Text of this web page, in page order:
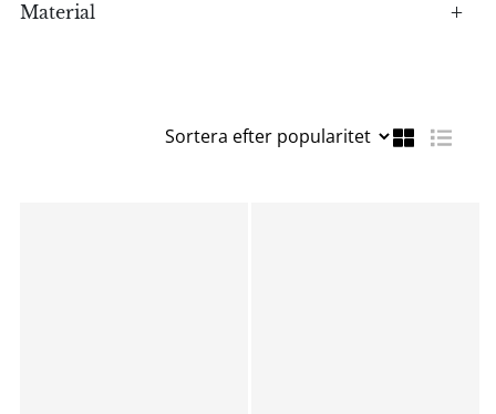
Material